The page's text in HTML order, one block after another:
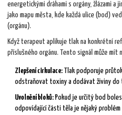
energetickými dráhami s orgány, žlázami
jako mapu města, kde každá ulice (bod)
(orgánu).
Když terapeut aplikuje tlak na konkrétní
příslušného orgánu. Tento signál může mít
Zlepšení cirkulace: Tlak podporuje
odstraňovat toxiny a dodávat živiny do
Uvolnění bloků: Pokud je určitý bod
odpovídající části těla je nějaký